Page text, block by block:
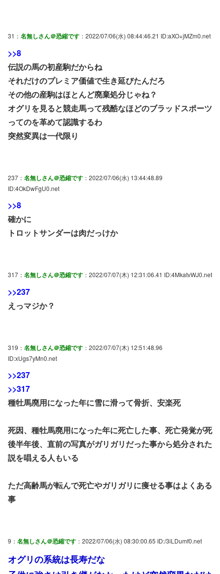
31： 名無しさん＠恐縮です ：2022/07/06(水) 08:44:46.21 ID:aXO+jMZm0.net
>>8
伝説の馬の初産駒だからね
それだけのプレミア価値で生き延びたんだろ
その他の産駒はほとんど廃棄処分じゃね？
オグリを見ると競走馬って残酷なほどのブラッドスポーツ
ってのを革めて認識するわ
突然変異は一代限り
237： 名無しさん＠恐縮です ：2022/07/06(水) 13:44:48.89
ID:4OkDwFgU0.net
>>8
確かに
トロットサンダーは肉だっけか
317： 名無しさん＠恐縮です ：2022/07/07(木) 12:31:06.41 ID:4MkatvWJ0.net
>>237
えっマジか？
319： 名無しさん＠恐縮です ：2022/07/07(木) 12:51:48.96
ID:xUgs7yMn0.net
>>237
>>317
種牡馬廃用になった年に雪に滑って骨折、安楽死
死因、種牡馬廃用になった年に死亡した事、死亡発覚が死
後半年後、直前の写真がガリガリだった事から処分された
説を唱える人もいる
ただ高齢馬が転んで死亡やガリガリに痩せる事はよくある
事
9： 名無しさん＠恐縮です ：2022/07/06(水) 08:30:00.65 ID:/3iLDumf0.net
オグリの系統は長寿だな